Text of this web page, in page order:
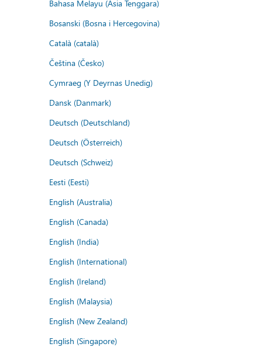
Bahasa Melayu (Asia Tenggara)
Bosanski (Bosna i Hercegovina)
Català (català)
Čeština (Česko)
Cymraeg (Y Deyrnas Unedig)
Dansk (Danmark)
Deutsch (Deutschland)
Deutsch (Österreich)
Deutsch (Schweiz)
Eesti (Eesti)
English (Australia)
English (Canada)
English (India)
English (International)
English (Ireland)
English (Malaysia)
English (New Zealand)
English (Singapore)